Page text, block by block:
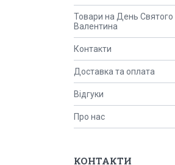
Товари на День Святого
Валентина
Контакти
Доставка та оплата
Відгуки
Про нас
КОНТАКТИ